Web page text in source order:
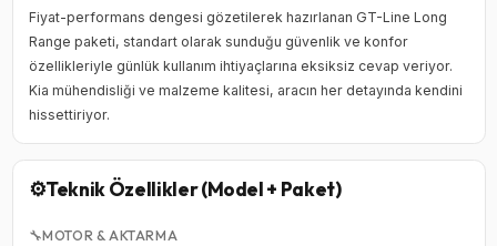
Fiyat-performans dengesi gözetilerek hazırlanan GT-Line Long
Range paketi, standart olarak sunduğu güvenlik ve konfor
özellikleriyle günlük kullanım ihtiyaçlarına eksiksiz cevap veriyor.
Kia mühendisliği ve malzeme kalitesi, aracın her detayında kendini
hissettiriyor.
⚙️Teknik Özellikler (Model + Paket)
🔧MOTOR & AKTARMA